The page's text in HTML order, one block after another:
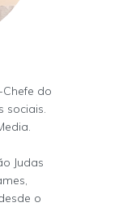
do
sociais.
Judas
o